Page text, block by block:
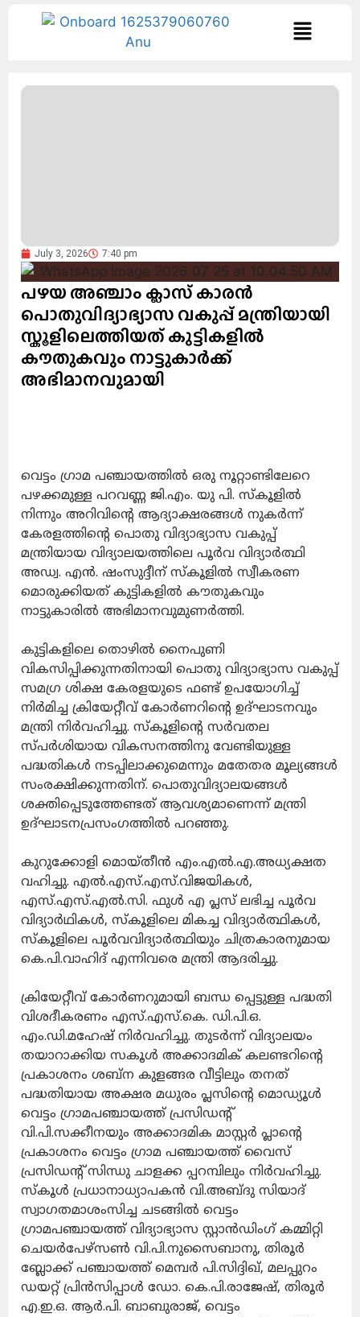
July 3, 2026 7:40 pm
പഴയ അഞ്ചാം ക്ലാസ് കാരൻ
പൊതുവിദ്യാഭ്യാസ വകുപ്പ് മന്ത്രിയായി
സ്കൂളിലെത്തിയത് കുട്ടികളിൽ
കൗതുകവും നാട്ടുകാർക്ക്
അഭിമാനവുമായി
വെട്ടം ഗ്രാമ പഞ്ചായത്തിൽ ഒരു നൂറ്റാണ്ടിലേറെ
പഴക്കമുള്ള പറവണ്ണ ജി.എം. യു പി. സ്കൂളിൽ
നിന്നും അറിവിന്റെ ആദ്യാക്ഷരങ്ങൾ നുകർന്ന്
കേരളത്തിന്റെ പൊതു വിദ്യാഭ്യാസ വകുപ്പ്
മന്ത്രിയായ വിദ്യാലയത്തിലെ പൂർവ വിദ്യാർത്ഥി
അഡ്വ. എൻ. ഷംസുദ്ദീന് സ്കൂളിൽ സ്വീകരണ
മൊരുക്കിയത് കുട്ടികളിൽ കൗതുകവും
നാട്ടുകാരിൽ അഭിമാനവുമുണർത്തി.
കുട്ടികളിലെ തൊഴിൽ നൈപുണി
വികസിപ്പിക്കുന്നതിനായി പൊതു വിദ്യാഭ്യാസ വകുപ്പ്
സമഗ്ര ശിക്ഷ കേരളയുടെ ഫണ്ട് ഉപയോഗിച്ച്
നിർമിച്ച ക്രിയേറ്റീവ് കോർണറിന്റെ ഉദ്ഘാടനവും
മന്ത്രി നിർവഹിച്ചു. സ്കൂളിന്റെ സർവതല
സ്പർശിയായ വികസനത്തിനു വേണ്ടിയുള്ള
പദ്ധതികൾ നടപ്പിലാക്കുമെന്നും മതേതര മൂല്യങ്ങൾ
സംരക്ഷിക്കുന്നതിന്. പൊതുവിദ്യാലയങ്ങൾ
ശക്തിപ്പെടുത്തേണ്ടത് ആവശ്യമാണെന്ന് മന്ത്രി
ഉദ്ഘാടനപ്രസംഗത്തിൽ പറഞ്ഞു.
കുറുക്കോളി മൊയ്തീൻ എം.എൽ.എ.അധ്യക്ഷത
വഹിച്ചു. എൽ.എസ്.എസ്.വിജയികൾ,
എസ്.എസ്.എൽ.സി. ഫുൾ എ പ്ലസ് ലഭിച്ച പൂർവ
വിദ്യാർഥികൾ, സ്കൂളിലെ മികച്ച വിദ്യാർത്ഥികൾ,
സ്കൂളിലെ പൂർവവിദ്യാർത്ഥിയും ചിത്രകാരനുമായ
കെ.പി.വാഹിദ് എന്നിവരെ മന്ത്രി ആദരിച്ചു.
ക്രിയേറ്റീവ് കോർണറുമായി ബന്ധ പ്പെട്ടുള്ള പദ്ധതി
വിശദീകരണം എസ്.എസ്.കെ. ഡി.പി.ഒ.
എം.ഡി.മഹേഷ് നിർവഹിച്ചു. തുടർന്ന് വിദ്യാലയം
തയാറാക്കിയ സകൂൾ അക്കാദമിക് കലണ്ടറിന്റെ
പ്രകാശനം ശബ്ന കുളങ്ങര വീട്ടിലും തനത്
പദ്ധതിയായ അക്ഷര മധുരം പ്ലസിന്റെ മൊഡ്യൂൾ
വെട്ടം ഗ്രാമപഞ്ചായത്ത് പ്രസിഡന്റ്
വി.പി.സക്കീനയും അക്കാദമിക മാസ്റ്റർ പ്ലാന്റെ
പ്രകാശനം വെട്ടം ഗ്രാമ പഞ്ചായത്ത് വൈസ്
പ്രസിഡന്റ് സിന്ധു ചാളക്ക പ്പറമ്പിലും നിർവഹിച്ചു.
സ്കൂൾ പ്രധാനാധ്യാപകൻ വി.അബ്ദു സിയാദ്
സ്വാഗതമാശംസിച്ച ചടങ്ങിൽ വെട്ടം
ഗ്രാമപഞ്ചായത്ത് വിദ്യാഭ്യാസ സ്റ്റാൻഡിംഗ് കമ്മിറ്റി
ചെയർപേഴ്സൺ വി.പി.നുസൈബാനു, തിരൂർ
ബ്ലോക്ക് പഞ്ചായത്ത് മെമ്പർ പി.സിദ്ദിഖ്, മലപ്പുറം
ഡയറ്റ് പ്രിൻസിപ്പാൾ ഡോ. കെ.പി.രാജേഷ്, തിരൂർ
എ.ഇ.ഒ. ആർ.പി. ബാബുരാജ്, വെട്ടം